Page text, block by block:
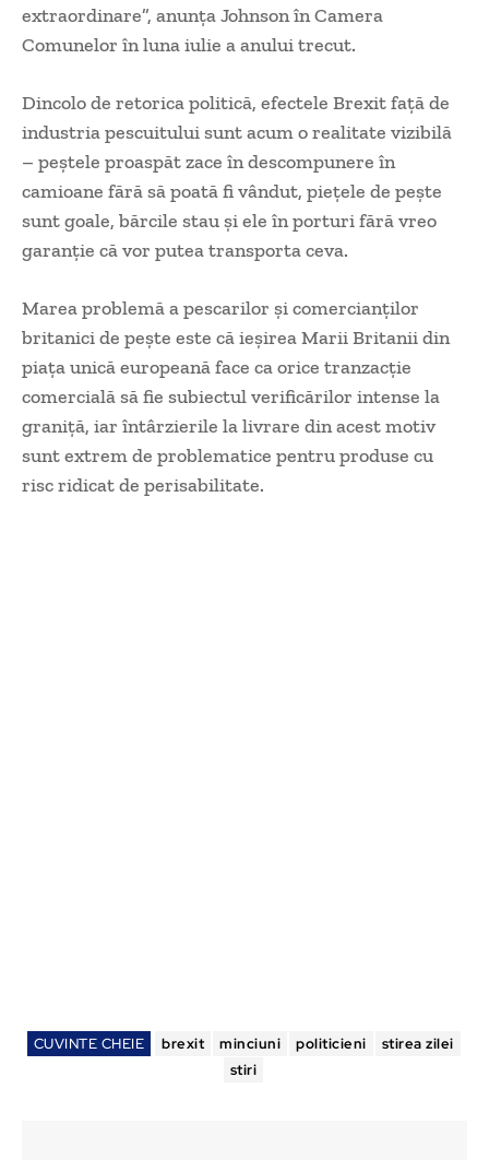
extraordinare”, anunța Johnson în Camera
Comunelor în luna iulie a anului trecut.
Dincolo de retorica politică, efectele Brexit față de
industria pescuitului sunt acum o realitate vizibilă
– peștele proaspăt zace în descompunere în
camioane fără să poată fi vândut, piețele de pește
sunt goale, bărcile stau și ele în porturi fără vreo
garanție că vor putea transporta ceva.
Marea problemă a pescarilor și comercianților
britanici de pește este că ieșirea Marii Britanii din
piața unică europeană face ca orice tranzacție
comercială să fie subiectul verificărilor intense la
graniță, iar întârzierile la livrare din acest motiv
sunt extrem de problematice pentru produse cu
risc ridicat de perisabilitate.
CUVINTE CHEIE brexit minciuni politicieni
stirea zilei
stiri